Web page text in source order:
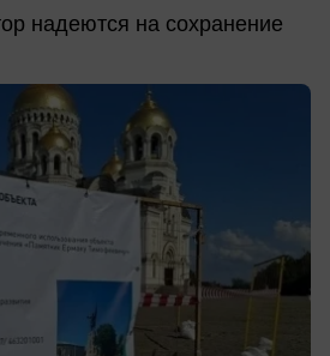
надеются на сохранение